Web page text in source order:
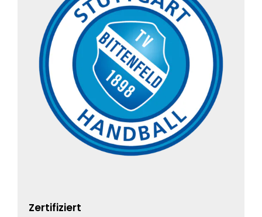
Zertifiziert